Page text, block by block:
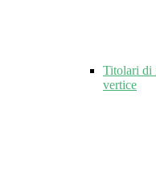
Titolari di
vertice